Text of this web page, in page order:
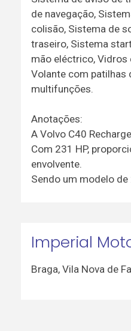
de navegação,
colisão, Sistema de
traseiro, Sistema
mão eléctrico,
Volante com patilhas
multifunções.
Anotações:
A Volvo C40
Com 231 HP,
envolvente.
Sendo um modelo
Imperial
Braga, Vila Nova de